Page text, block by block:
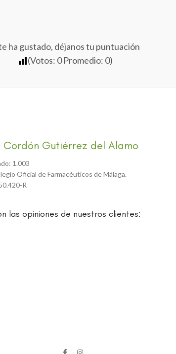
ha gustado, déjanos tu puntuación
(Votos: 0Promedio: 0)
Cordón Gutiérrez del Alamo
1.003
Oficial de Farmacéuticos de Málaga.
R
las opiniones de nuestros clientes: